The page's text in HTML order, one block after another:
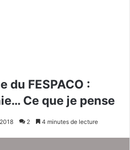
du FESPACO :
Ce que je pense
2 4 minutes de lecture